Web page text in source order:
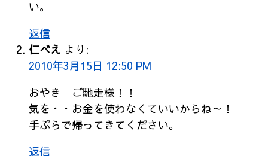
い。
返信
仁べえ より:
2010年3月15日 12:50 PM
おやき ご馳走様！！
気を・・お金を使わなくていいからね～！
手ぶらで帰ってきてください。
返信